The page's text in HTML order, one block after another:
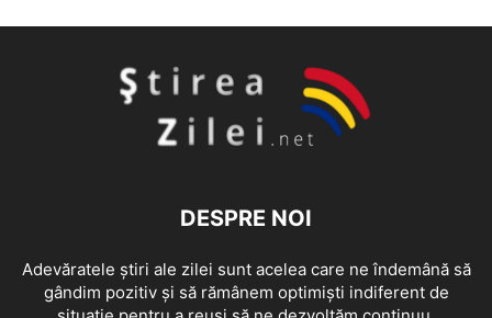
DESPRE NOI
Adevăratele știri ale zilei sunt acelea care ne îndemână să
gândim pozitiv și să rămânem optimiști indiferent de